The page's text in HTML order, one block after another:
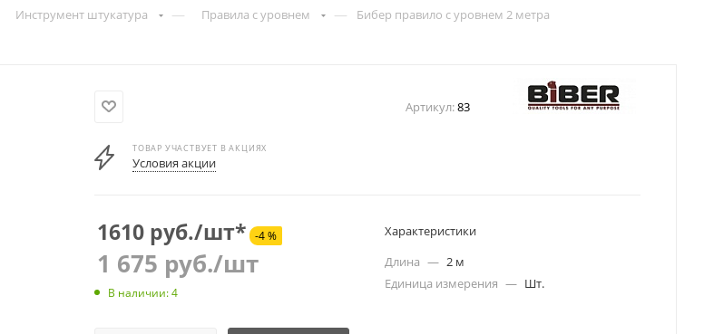
Инструмент штукатура — Правила с уровнем — Бибер правило с уровнем 2 метра
Артикул:83
ТОВАР УЧАСТВУЕТ В АКЦИЯХ
Условия акции
1610 руб./шт* -4 %
1 675 руб./шт
В наличии: 4
Характеристики
Длина — 2 м
Единица измерения — Шт.